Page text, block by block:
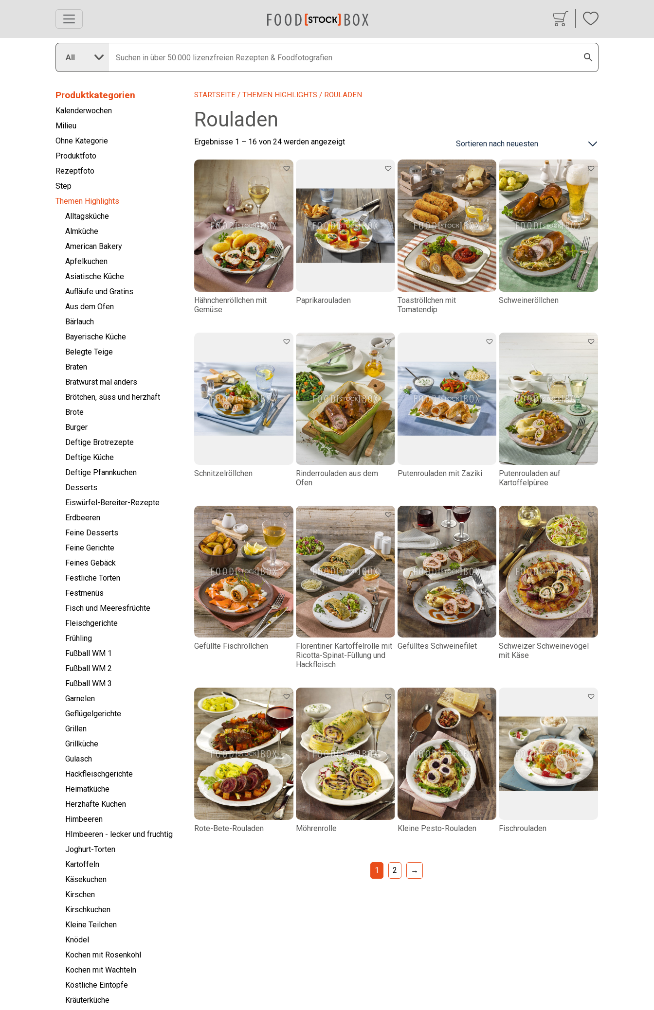
All
Produktkategorien
Kalenderwochen
Milieu
Ohne Kategorie
Produktfoto
Rezeptfoto
Step
Themen Highlights
Alltagsküche
Almküche
American Bakery
Apfelkuchen
Asiatische Küche
Aufläufe und Gratins
Aus dem Ofen
Bärlauch
Bayerische Küche
Belegte Teige
Braten
Bratwurst mal anders
Brötchen, süss und herzhaft
Brote
Burger
Deftige Brotrezepte
Deftige Küche
Deftige Pfannkuchen
Desserts
Eiswürfel-Bereiter-Rezepte
Erdbeeren
Feine Desserts
Feine Gerichte
Feines Gebäck
Festliche Torten
Festmenüs
Fisch und Meeresfrüchte
Fleischgerichte
Frühling
Fußball WM 1
Fußball WM 2
Fußball WM 3
Garnelen
Geflügelgerichte
Grillen
Grillküche
Gulasch
Hackfleischgerichte
Heimatküche
Herzhafte Kuchen
Himbeeren
HImbeeren - lecker und fruchtig
Joghurt-Torten
Kartoffeln
Käsekuchen
Kirschen
Kirschkuchen
Kleine Teilchen
Knödel
Kochen mit Rosenkohl
Kochen mit Wachteln
Köstliche Eintöpfe
Kräuterküche
STARTSEITE / THEMEN HIGHLIGHTS / ROULADEN
Rouladen
Ergebnisse 1 – 16 von 24 werden angezeigtNach
Hähnchenröllchen mit
Gemüse
Paprikarouladen
Toaströllchen mit
Tomatendip
Schweineröllchen
Schnitzelröllchen
Rinderrouladen aus dem
Ofen
Putenrouladen mit Zaziki
Putenrouladen auf
Kartoffelpüree
Gefüllte Fischröllchen
Florentiner Kartoffelrolle mit
Ricotta-Spinat-Füllung und
Hackfleisch
Gefülltes Schweinefilet
Schweizer Schweinevögel
mit Käse
Rote-Bete-Rouladen Möhrenrolle Kleine Pesto-Rouladen Fischrouladen
1 2 →